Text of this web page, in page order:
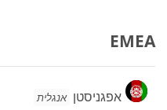
EMEA
אפגניסטן
אפגניסטן אנגלית